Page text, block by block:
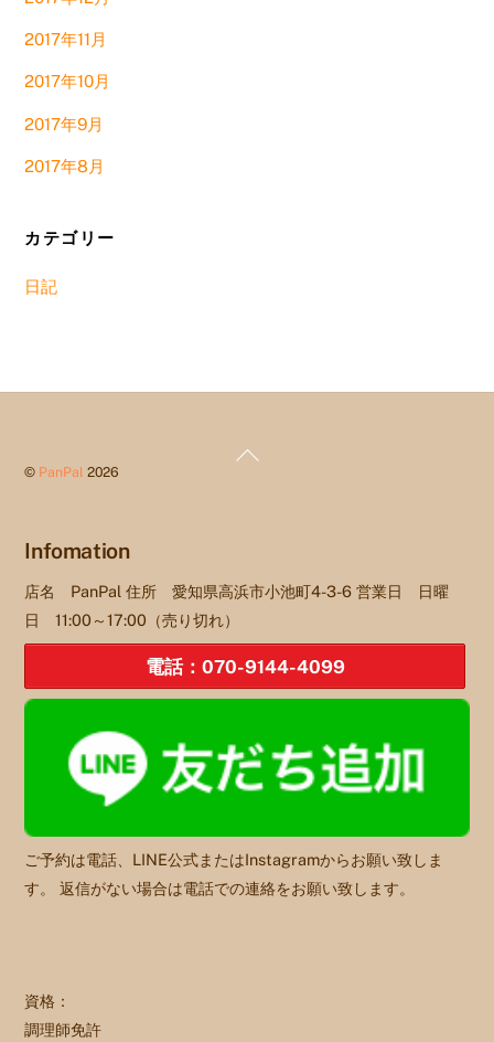
2017年11月
2017年10月
2017年9月
2017年8月
カテゴリー
日記
Back
© PanPal 2026
Infomation
店名 PanPal 住所 愛知県高浜市小池町4-3-6 営業日 日曜
日 11:00～17:00（売り切れ）
電話：070-9144-4099
ご予約は電話、LINE公式またはInstagramからお願い致しま
す。 返信がない場合は電話での連絡をお願い致します。
資格：
調理師免許